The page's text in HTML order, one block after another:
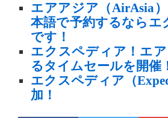
エアアジア（AirAsia
本語で予約するならエ
です！
エクスペディア！エ
るタイムセールを開催
エクスペディア（
加！